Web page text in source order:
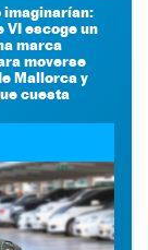
imaginarían:
VI escoge un
marca
moverse
Mallorca y
cuesta